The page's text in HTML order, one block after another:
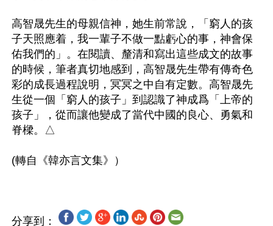
高智晟先生的母親信神，她生前常說，「窮人的孩
子天照應着，我一輩子不做一點虧心的事，神會保
佑我們的」。在閱讀、釐清和寫出這些成文的故事
的時候，筆者真切地感到，高智晟先生帶有傳奇色
彩的成長過程說明，冥冥之中自有定數。高智晟先
生從一個「窮人的孩子」到認識了神成爲「上帝的
孩子」，從而讓他變成了當代中國的良心、勇氣和
脊樑。△
分享到：